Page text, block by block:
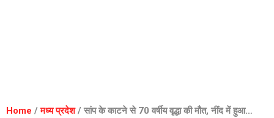
Home /मध्य प्रदेश/ सांप के काटने से 70 वर्षीय वृद्धा की मौत, नींद में हुआ